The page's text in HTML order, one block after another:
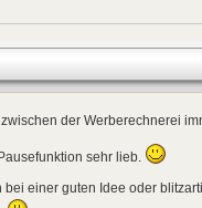
der Werberechnerei
sehr lieb.
bei einer guten Idee oder